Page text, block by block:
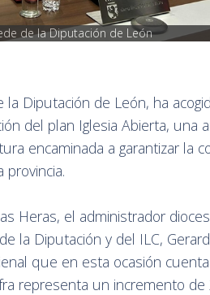
de la Diputación de León
Diputación de León, ha
del plan Iglesia Abierta, una
encaminada a garantizar la
Heras, el administrador
la Diputación y del ILC,
que en esta ocasión
representa un incremento